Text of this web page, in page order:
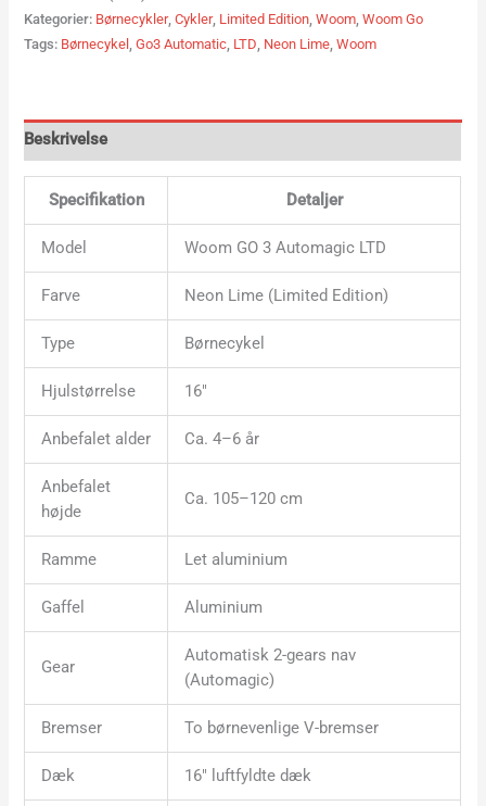
Kategorier: Børnecykler,Cykler, Limited Edition ,Woom ,Woom Go
Tags: Børnecykel ,Go3 Automatic LTD Neon Lime ,Woom
Beskrivelse
Specifikation Detaljer
Model Woom GO 3 Automagic LTD
Farve Neon Lime (Limited Edition)
Type Børnecykel
Hjulstørrelse 16″
Anbefalet alder Ca. 4–6 år
Anbefalet
højde
Ca. 105–120 cm
Ramme Let aluminium
Gaffel Aluminium
Gear
Automatisk 2-gears nav
(Automagic)
Bremser To børnevenlige V-bremser
Dæk 16″ luftfyldte dæk